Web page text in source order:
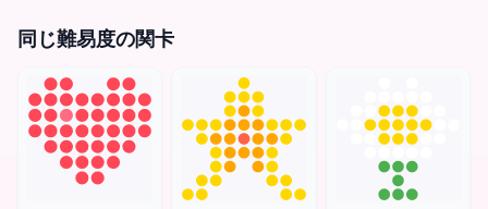
同じ難易度の関卡